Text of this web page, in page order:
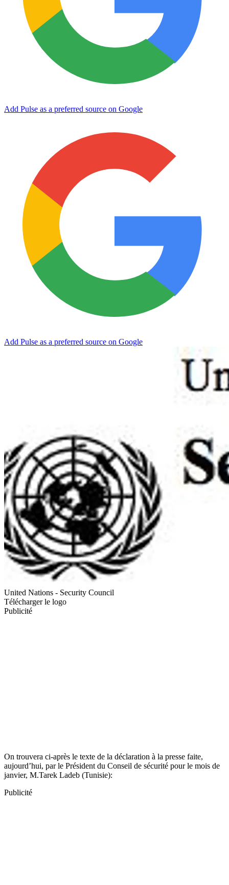
Add Pulse as a preferred source on Google
Add Pulse as a preferred source on Google
United Nations - Security Council
Télécharger le logo
Publicité
On trouvera ci-après le texte de la déclaration à la presse faite,
aujourd’hui, par le Président du Conseil de sécurité pour le mois de
janvier, M.Tarek Ladeb (Tunisie):
Publicité